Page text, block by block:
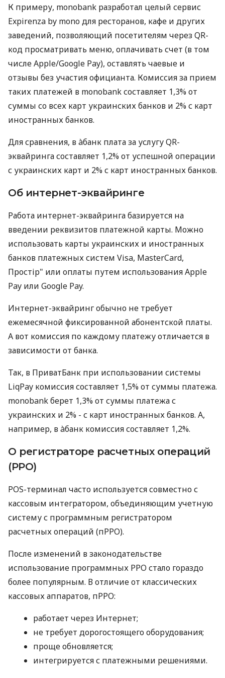
К примеру, monobank разработал целый сервис
Expirenza by mono для ресторанов, кафе и других
заведений, позволяющий посетителям через QR-
код просматривать меню, оплачивать счет (в том
числе Apple/Google Pay), оставлять чаевые и
отзывы без участия официанта. Комиссия за прием
таких платежей в monobank составляет 1,3% от
суммы со всех карт украинских банков и 2% с карт
иностранных банков.
Для сравнения, в àбанк плата за услугу QR-
эквайринга составляет 1,2% от успешной операции
с украинских карт и 2% с карт иностранных банков.
Об интернет-эквайринге
Работа интернет-эквайринга базируется на
введении реквизитов платежной карты. Можно
использовать карты украинских и иностранных
банков платежных систем Visa, MasterCard,
Простір" или оплаты путем использования Apple
Pay или Google Pay.
Интернет-эквайринг обычно не требует
ежемесячной фиксированной абонентской платы.
А вот комиссия по каждому платежу отличается в
зависимости от банка.
Так, в ПриватБанк при использовании системы
LiqPay комиссия составляет 1,5% от суммы платежа.
monobank берет 1,3% от суммы платежа с
украинских и 2% - с карт иностранных банков. А,
например, в àбанк комиссия составляет 1,2%.
О регистраторе расчетных операций
(РРО)
POS-терминал часто используется совместно с
кассовым интегратором, объединяющим учетную
систему с программным регистратором
расчетных операций (пРРО).
После изменений в законодательстве
использование программных РРО стало гораздо
более популярным. В отличие от классических
кассовых аппаратов, пРРО:
работает через Интернет;
не требует дорогостоящего оборудования;
проще обновляется;
интегрируется с платежными решениями.